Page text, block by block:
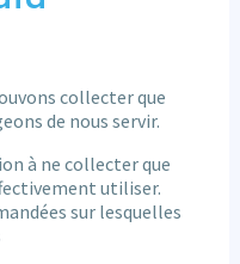
collecter que
de nous servir.
à ne collecter que
utiliser.
sur lesquelles